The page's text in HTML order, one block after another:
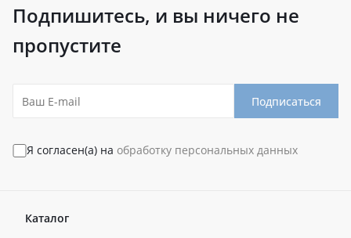
Подпишитесь, и вы ничего не
пропустите
Подписаться
Я согласен(а) на обработку персональных данных
Каталог